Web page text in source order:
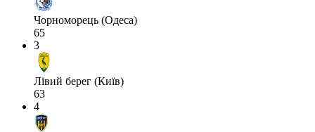
Чорноморець (Одеса)
65
3
Лівий берег (Київ)
63
4